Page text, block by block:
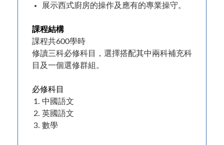
展示西式廚房的操作及應有的專業操守。
課程結構
課程共600學時
修讀三科必修科目，選擇搭配其中兩科補充科
目及一個選修群組。
必修科目
中國語文
英國語文
數學